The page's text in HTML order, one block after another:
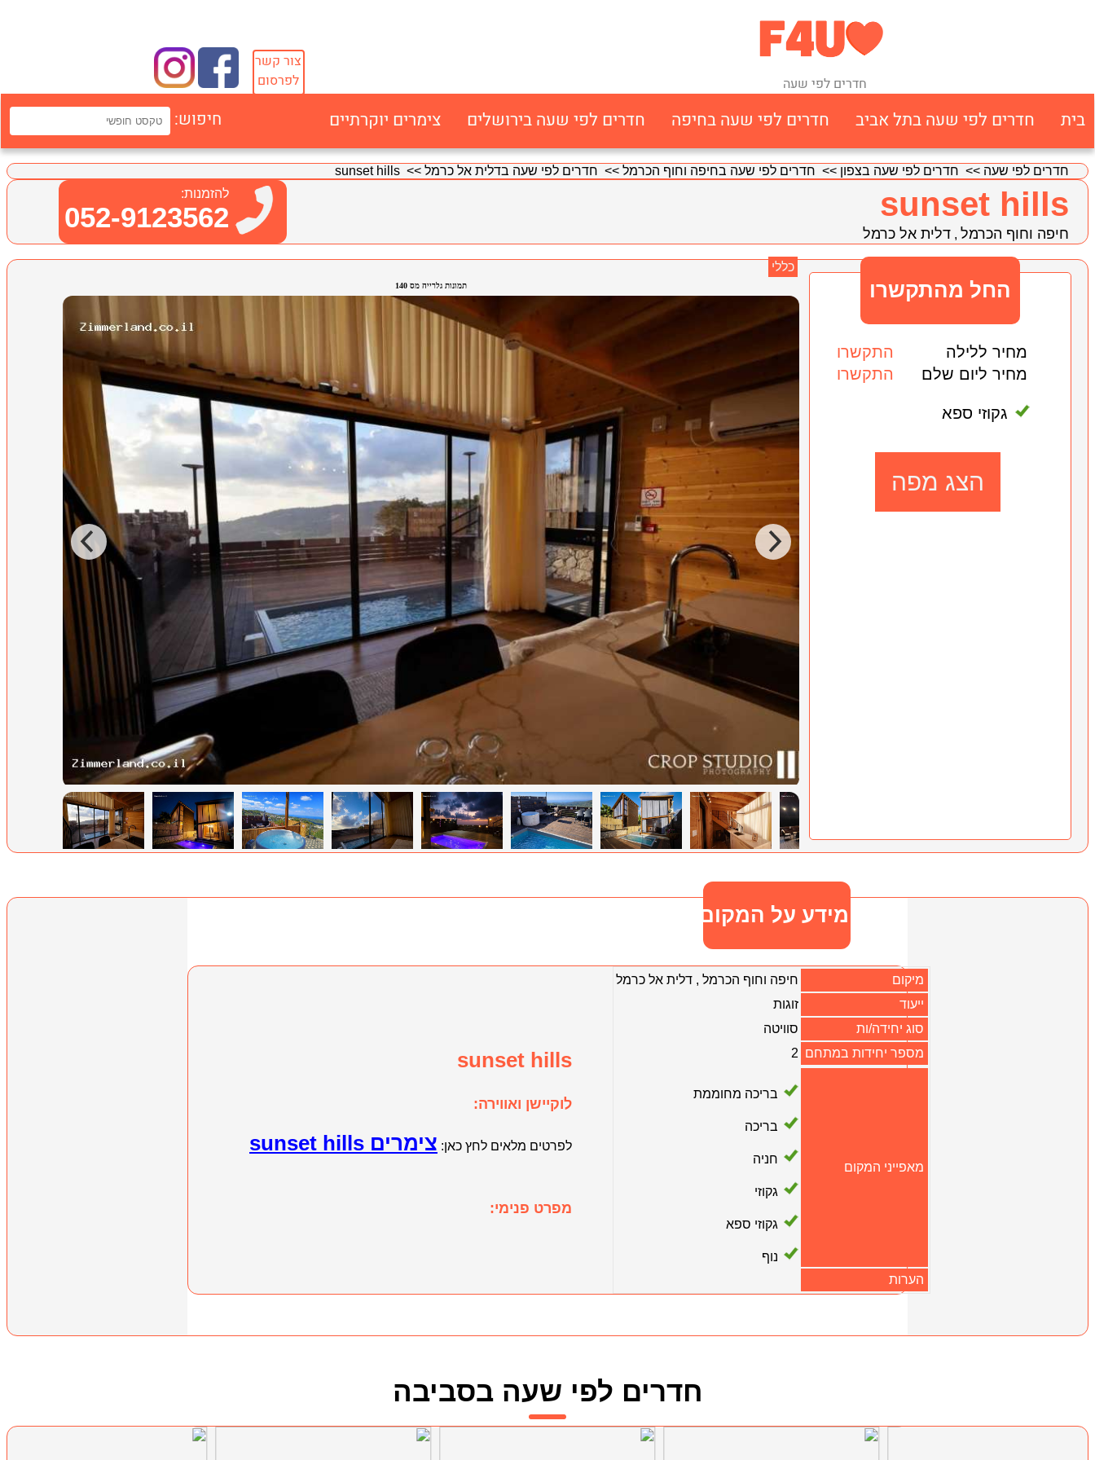
חדרים לפי שעה
צור קשר
לפרסום
בית חדרים לפי שעה בתל אביב חדרים לפי שעה בחיפה חדרים לפי שעה בירושלים צימרים יוקרתיים חיפוש:
חדרים לפי שעה >> חדרים לפי שעה בצפון >> חדרים לפי שעה בחיפה וחוף הכרמל >> חדרים לפי שעה בדלית אל כרמל >> sunset hills
sunset hills
חיפה וחוף הכרמל , דלית אל כרמל
להזמנות:
052-9123562
החל מהתקשרו
מחיר ללילה
התקשרו
מחיר ליום שלם
התקשרו
גקוזי ספא
הצג מפה
כללי
מידע על המקום
מיקום חיפה וחוף הכרמל , דלית אל כרמל
ייעוד
זוגות
סוג יחידה/ות
סוויטה
מספר יחידות במתחם 2
מאפייני המקום
בריכה מחוממת
בריכה
חניה
גקוזי
גקוזי ספא
נוף
הערות
sunset hills
לוקיישן ואווירה:
לפרטים מלאים לחץ כאן: צימרים sunset hills
מפרט פנימי:
חדרים לפי שעה בסביבה